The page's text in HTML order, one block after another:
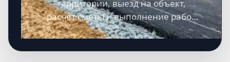
территории, выезд на объект,
расчет сметы и выполнение работ
под ключ.